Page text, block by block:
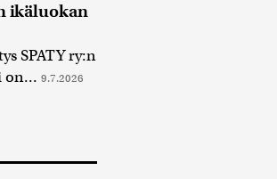
ikäluokan
SPATY ry:n
on... 9.7.2026